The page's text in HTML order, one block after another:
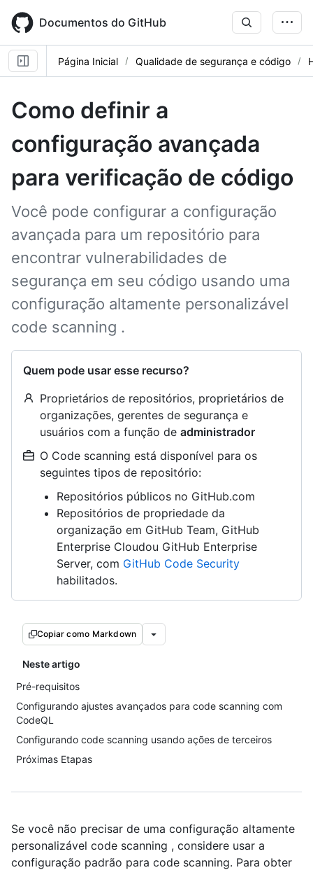
main
content
Documentos do GitHub
Página Inicial Qualidade de segurança e código
Como definir a
configuração avançada
para verificação de código
Você pode configurar a configuração
avançada para um repositório para
encontrar vulnerabilidades de
segurança em seu código usando uma
configuração altamente personalizável
code scanning .
Quem pode usar esse recurso?
Proprietários de repositórios, proprietários de
organizações, gerentes de segurança e
usuários com a função de administrador
O Code scanning está disponível para os
seguintes tipos de repositório:
Repositórios públicos no GitHub.com
Repositórios de propriedade da
organização em GitHub Team, GitHub
Enterprise Cloudou GitHub Enterprise
Server, com GitHub Code Security
habilitados.
Copiar como Markdown
Neste artigo
Pré-requisitos
Configurando ajustes avançados para code scanning com
CodeQL
Configurando code scanning usando ações de terceiros
Próximas Etapas
Se você não precisar de uma configuração altamente
personalizável code scanning , considere usar a
configuração padrão para code scanning. Para obter